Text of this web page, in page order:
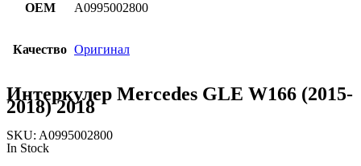
OEM A0995002800
Качество Оригинал
Интеркулер Mercedes GLE W166 (2015-
2018) 2018
SKU: A0995002800
In Stock